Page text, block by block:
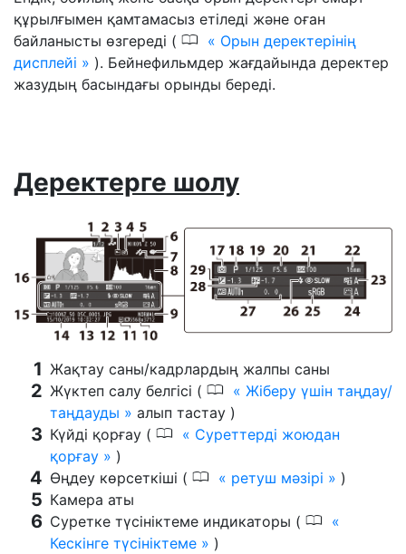
құрылғымен қамтамасыз етіледі және оған
байланысты өзгереді ( 0
Орын деректерінің
дисплейі
). Бейнефильмдер жағдайында деректер
жазудың басындағы орынды береді.
Деректерге шолу
Жақтау саны/кадрлардың жалпы саны
Жүктеп салу белгісі ( 0
Жіберу үшін таңдау/
таңдауды
алып тастау )
Күйді қорғау ( 0
Суреттерді жоюдан
қорғау
)
Өңдеу көрсеткіші ( 0 ретуш мәзірі
)
Камера аты
Суретке түсініктеме индикаторы ( 0
Кескінге түсініктеме
)